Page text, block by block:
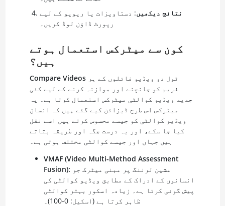
نتائج دیکھیں: دستاویزات یا ریویو کے لیے
رپورٹ ڈاؤن لوڈ کریں۔
کون سے میٹرکس استعمال ہوتے
ہیں؟
Compare Videosٹول دو ویڈیو فائلوں کے ہر
فریم کو جانچنے اور موازنہ کرنے کے لیے کئی
جدید ویڈیو کوالٹی میٹرکس استعمال کرتا ہے۔ یہ
میٹرکس اس طرح ڈیزائن کیے گئے ہیں کہ انسان
ویڈیو کوالٹی کو جیسے محسوس کرتے ہیں اسے نقل
کیا جا سکے، اور یہ درست جگہ اور طریقہ بتاتے
ہیں جہاں اور جیسے کوالٹی مختلف ہوتی ہے۔
VMAF (Video Multi-Method Assessment
Fusion):
انسانوں کے ادراک کے مطابق ویڈیو کوالٹی کی
پیش گوئی کرتا ہے۔ زیادہ اسکور بہتر کوالٹی
ظاہر کرتا ہے (اسکیل: 0-100)۔